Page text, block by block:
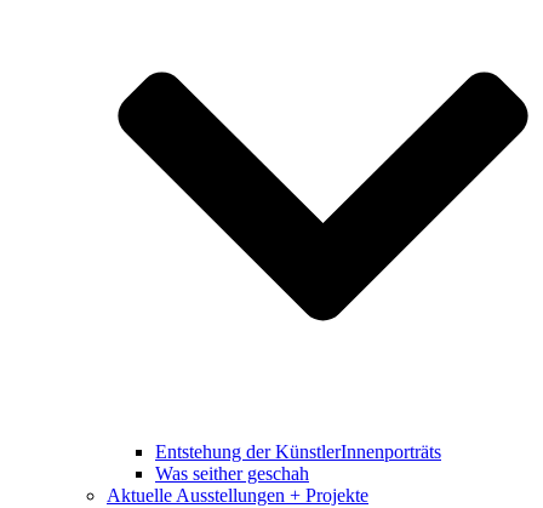
Entstehung der KünstlerInnenporträts
Was seither geschah
Aktuelle Ausstellungen + Projekte